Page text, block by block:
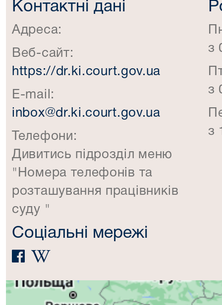
Контактні дані
Адреса:
Веб-сайт:
https://dr.ki.court.gov.ua
E-mail:
inbox@dr.ki.court.gov.ua
Телефони:
Дивитись підрозділ меню
"Номера телефонів та
розташування працівників
суду "
Соціальні мережі
з
з
з